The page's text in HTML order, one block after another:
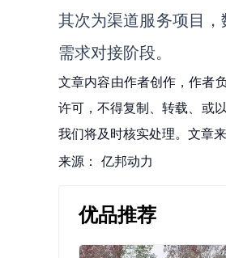
其次为渠道服务项目
需求对接阶段。
文章内容由作者创作，作者
许可，不得复制、转载、或
我们将及时核实处理。文章
来源： 亿邦动力
优品推荐